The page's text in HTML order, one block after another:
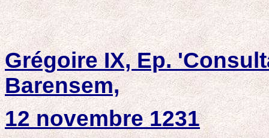
Grégoire IX, Ep.
Barensem,
12 novembre 1231